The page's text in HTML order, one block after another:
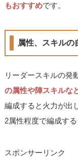
もおすすめです。
属性、スキルの
リーダースキルの発
の属性や陣スキルな
編成すると火力が出
2属性程度で編成する
スポンサーリンク